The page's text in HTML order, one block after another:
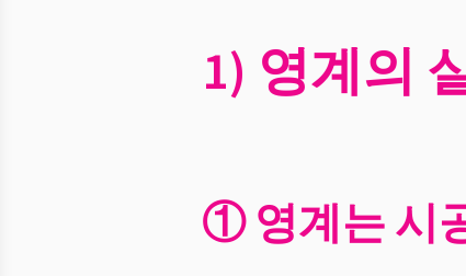
1) 영계의
① 영계는 시